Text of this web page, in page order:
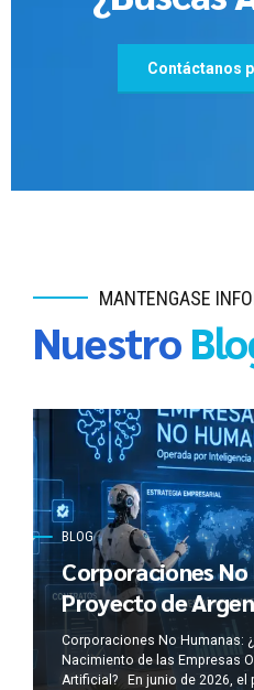
Contáctanos
MANTENGASE
Nuestro
BLOG
Corporaciones No
Proyecto de
Cambiar el
Mundial
Corporaciones No Humanas:
Nacimiento de las Empresas
Artificial? En junio de 2026, el